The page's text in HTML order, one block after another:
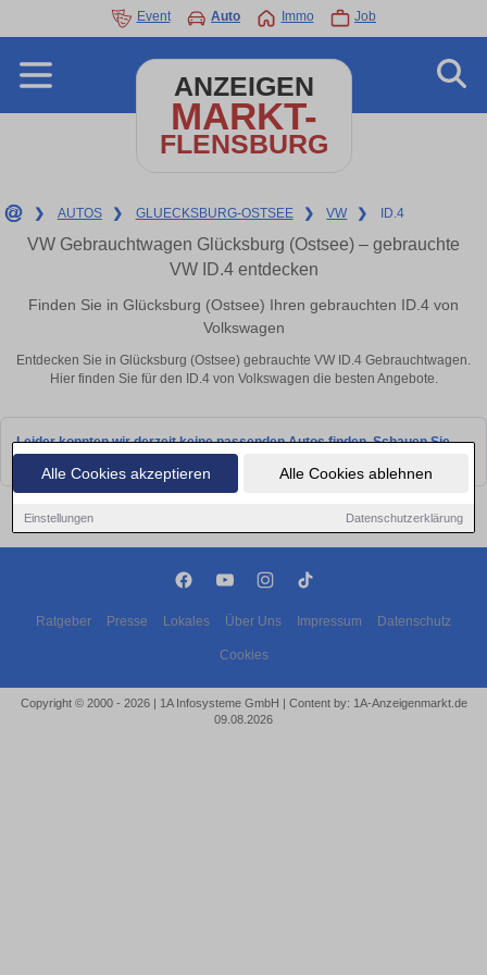
Alle Cookies akzeptieren Alle Cookies ablehnen
Einstellungen Datenschutzerklärung
Event Auto Immo Job
ANZEIGEN
MARKT-
FLENSBURG
❯ AUTOS ❯ GLUECKSBURG-OSTSEE ❯ VW ❯ ID.4
VW Gebrauchtwagen Glücksburg (Ostsee) – gebrauchte
VW ID.4 entdecken
Finden Sie in Glücksburg (Ostsee) Ihren gebrauchten ID.4 von
Volkswagen
Entdecken Sie in Glücksburg (Ostsee) gebrauchte VW ID.4 Gebrauchtwagen.
Hier finden Sie für den ID.4 von Volkswagen die besten Angebote.
Leider konnten wir derzeit keine passenden Autos finden. Schauen Sie
Ratgeber Presse Lokales Über Uns Impressum Datenschutz
Cookies
Copyright © 2000 - 2026 | 1A Infosysteme GmbH | Content by: 1A-Anzeigenmarkt.de
09.08.2026